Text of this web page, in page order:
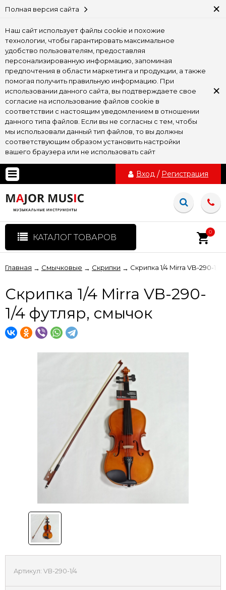
Полная версия сайта ×
Наш сайт использует файлы cookie и похожие
технологии, чтобы гарантировать максимальное
удобство пользователям, предоставляя
персонализированную информацию, запоминая
предпочтения в области маркетинга и продукции, а также
помогая получить правильную информацию. При
использовании данного сайта, вы подтверждаете свое
согласие на использование файлов cookie в
соответствии с настоящим уведомлением в отношении
данного типа файлов. Если вы не согласны с тем, чтобы
мы использовали данный тип файлов, то вы должны
соответствующим образом установить настройки
вашего браузера или не использовать сайт
×
Вход / Регистрация
КАТАЛОГ ТОВАРОВ
0
Главная → Смычковые → Скрипки → Скрипка 1/4 Mirra VB-290-1/
Скрипка 1/4 Mirra VB-290-
1/4 футляр, смычок
Артикул: VB-290-1/4